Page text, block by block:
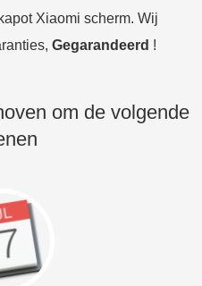
Xiaomi scherm. Wij
Gegarandeerd !
om de volgende